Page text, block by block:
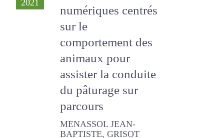
#245
Des outils
numériques
centrés sur le
comportement
des animaux pour
assister la
conduite du
pâturage sur